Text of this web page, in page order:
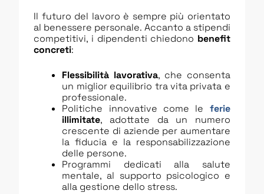
Il futuro del lavoro è sempre più orientato
al benessere personale. Accanto a stipendi
competitivi, i dipendenti chiedono benefit
concreti:
Flessibilità lavorativa, che consenta
un miglior equilibrio tra vita privata e
professionale.
Politiche innovative come le ferie
illimitate, adottate da un numero
crescente di aziende per aumentare
la fiducia e la responsabilizzazione
delle persone.
Programmi dedicati alla salute
mentale, al supporto psicologico e
alla gestione dello stress.